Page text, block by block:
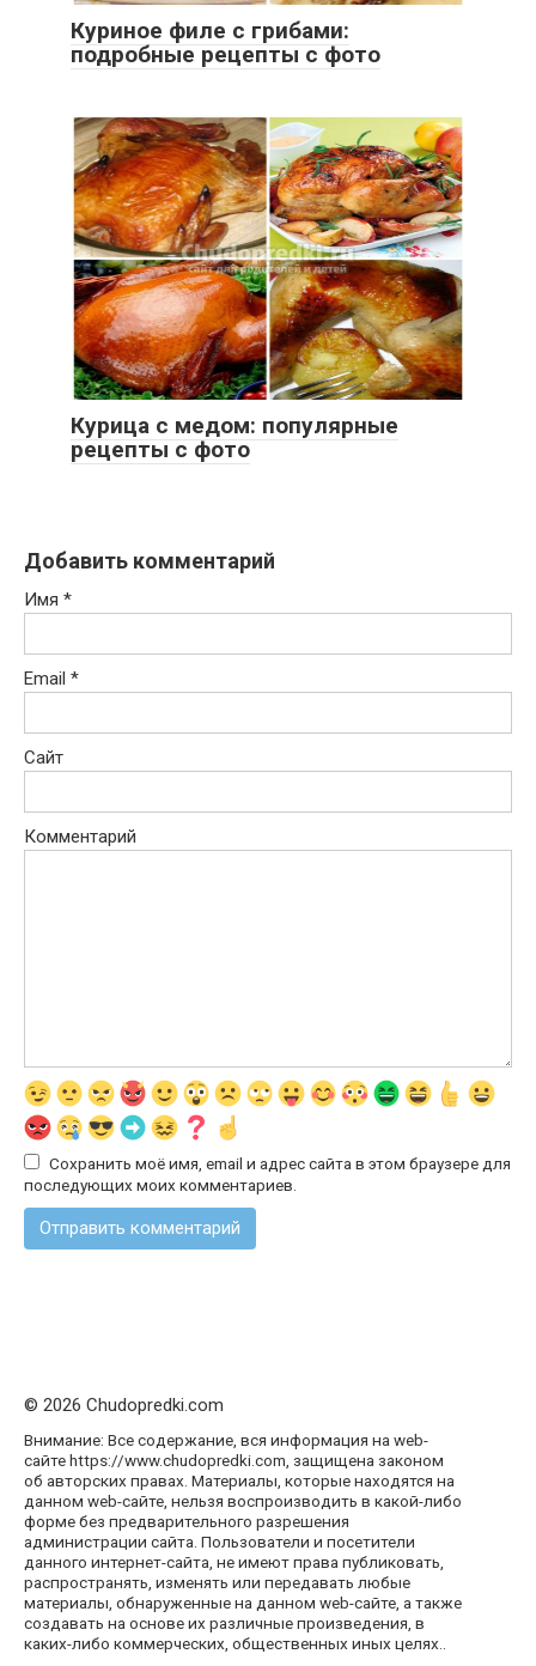
Куриное филе с грибами:
подробные рецепты с фото
Курица с медом: популярные
рецепты с фото
Добавить комментарий
Имя *
Email *
Сайт
Комментарий
Сохранить моё имя, email и адрес сайта в этом браузере для
последующих моих комментариев.
© 2026 Chudopredki.com
Внимание: Все содержание, вся информация на web-
сайте https://www.chudopredki.com, защищена законом
об авторских правах. Материалы, которые находятся на
данном web-сайте, нельзя воспроизводить в какой-либо
форме без предварительного разрешения
администрации сайта. Пользователи и посетители
данного интернет-сайта, не имеют права публиковать,
распространять, изменять или передавать любые
материалы, обнаруженные на данном web-сайте, а также
создавать на основе их различные произведения, в
каких-либо коммерческих, общественных иных целях..